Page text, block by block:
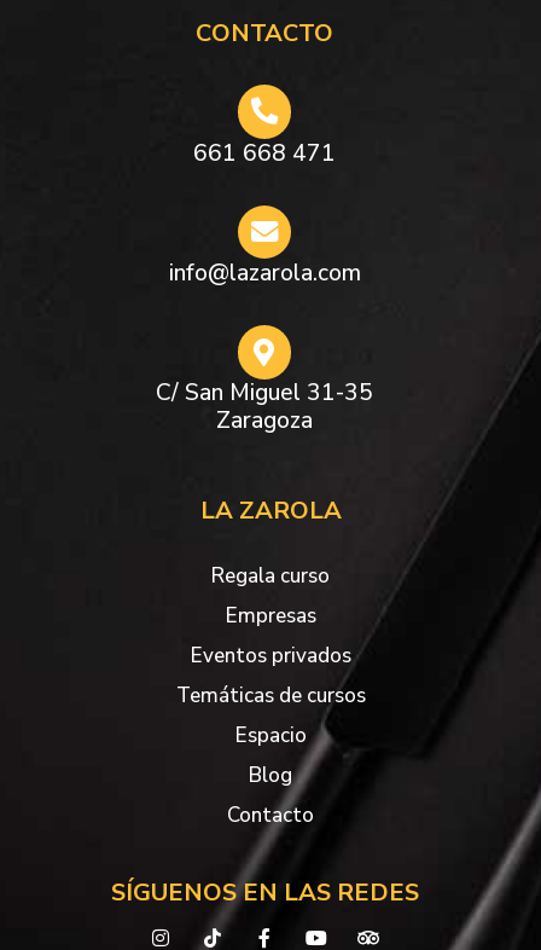
CONTACTO
661 668 471
info@lazarola.com
C/ San Miguel 31-35
Zaragoza
LA ZAROLA
Regala curso
Empresas
Eventos privados
Temáticas de cursos
Espacio
Blog
Contacto
SÍGUENOS EN LAS REDES